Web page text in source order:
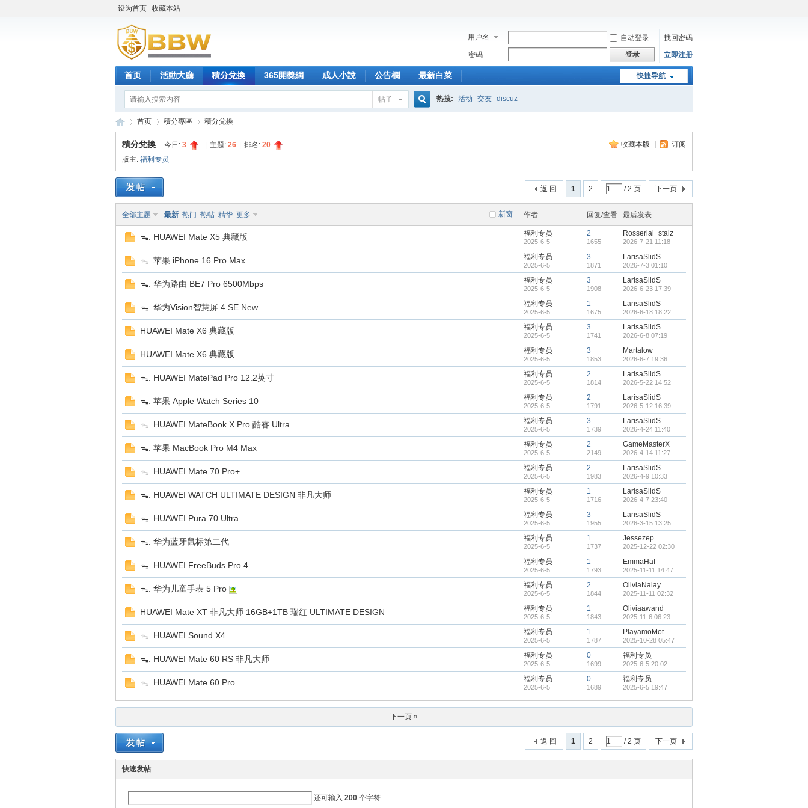
设为首页 收藏本站
用户名 自动登录
找回密码
密码
登录 立即注册
快捷导航
首页 活動大廳 積分兌換 365開獎網 成人小說 公告欄 最新白菜
帖子 热搜: 活动 交友 discuz
保
网
»
首页
›
積分專區
›
積分兌換
收藏本版 订阅
積分兌換 今日: 3 主题: 26 排名: 20
版主: 福利专员
1 2 / 2 页 下一页
返 回
新窗
全部主题 最新 热门 热帖 精华 更多 作者 回复/查看 最后发表
ᯓ. HUAWEI Mate X5 典藏版 福利专员
2025-6-5
2
1655
Rosserial_staiz
2026-7-21 11:18
ᯓ. 苹果 iPhone 16 Pro Max 福利专员
2025-6-5
3
1871
LarisaSlidS
2026-7-3 01:10
ᯓ. 华为路由 BE7 Pro 6500Mbps 福利专员
2025-6-5
3
1908
LarisaSlidS
2026-6-23 17:39
ᯓ. 华为Vision智慧屏 4 SE New 福利专员
2025-6-5
1
1675
LarisaSlidS
2026-6-18 18:22
HUAWEI Mate X6 典藏版 福利专员
2025-6-5
3
1741
LarisaSlidS
2026-6-8 07:19
HUAWEI Mate X6 典藏版 福利专员
2025-6-5
3
1853
Martalow
2026-6-7 19:36
ᯓ. HUAWEI MatePad Pro 12.2英寸 福利专员
2025-6-5
2
1814
LarisaSlidS
2026-5-22 14:52
ᯓ. 苹果 Apple Watch Series 10 福利专员
2025-6-5
2
1791
LarisaSlidS
2026-5-12 16:39
ᯓ. HUAWEI MateBook X Pro 酷睿 Ultra 福利专员
2025-6-5
3
1739
LarisaSlidS
2026-4-24 11:40
ᯓ. 苹果 MacBook Pro M4 Max 福利专员
2025-6-5
2
2149
GameMasterX
2026-4-14 11:27
ᯓ. HUAWEI Mate 70 Pro+ 福利专员
2025-6-5
2
1983
LarisaSlidS
2026-4-9 10:33
ᯓ. HUAWEI WATCH ULTIMATE DESIGN 非凡大师 福利专员
2025-6-5
1
1716
LarisaSlidS
2026-4-7 23:40
ᯓ. HUAWEI Pura 70 Ultra 福利专员
2025-6-5
3
1955
LarisaSlidS
2026-3-15 13:25
ᯓ. 华为蓝牙鼠标第二代 福利专员
2025-6-5
1
1737
Jessezep
2025-12-22 02:30
ᯓ. HUAWEI FreeBuds Pro 4 福利专员
2025-6-5
1
1793
EmmaHaf
2025-11-11 14:47
ᯓ. 华为儿童手表 5 Pro 福利专员
2025-6-5
2
1844
OliviaNalay
2025-11-11 02:32
HUAWEI Mate XT 非凡大师 16GB+1TB 瑞红 ULTIMATE DESIGN 福利专员
2025-6-5
1
1843
Oliviaawand
2025-11-6 06:23
ᯓ. HUAWEI Sound X4 福利专员
2025-6-5
1
1787
PlayamoMot
2025-10-28 05:47
ᯓ. HUAWEI Mate 60 RS 非凡大师 福利专员
2025-6-5
0
1699
福利专员
2025-6-5 20:02
ᯓ. HUAWEI Mate 60 Pro 福利专员
2025-6-5
0
1689
福利专员
2025-6-5 19:47
下一页 »
1 2 / 2 页 下一页
返 回
快速发帖
还可输入 200 个字符